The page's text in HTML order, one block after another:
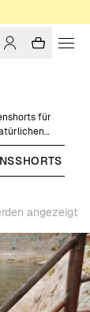
für
für
Diese Shorts
eine klare,
angezeigt